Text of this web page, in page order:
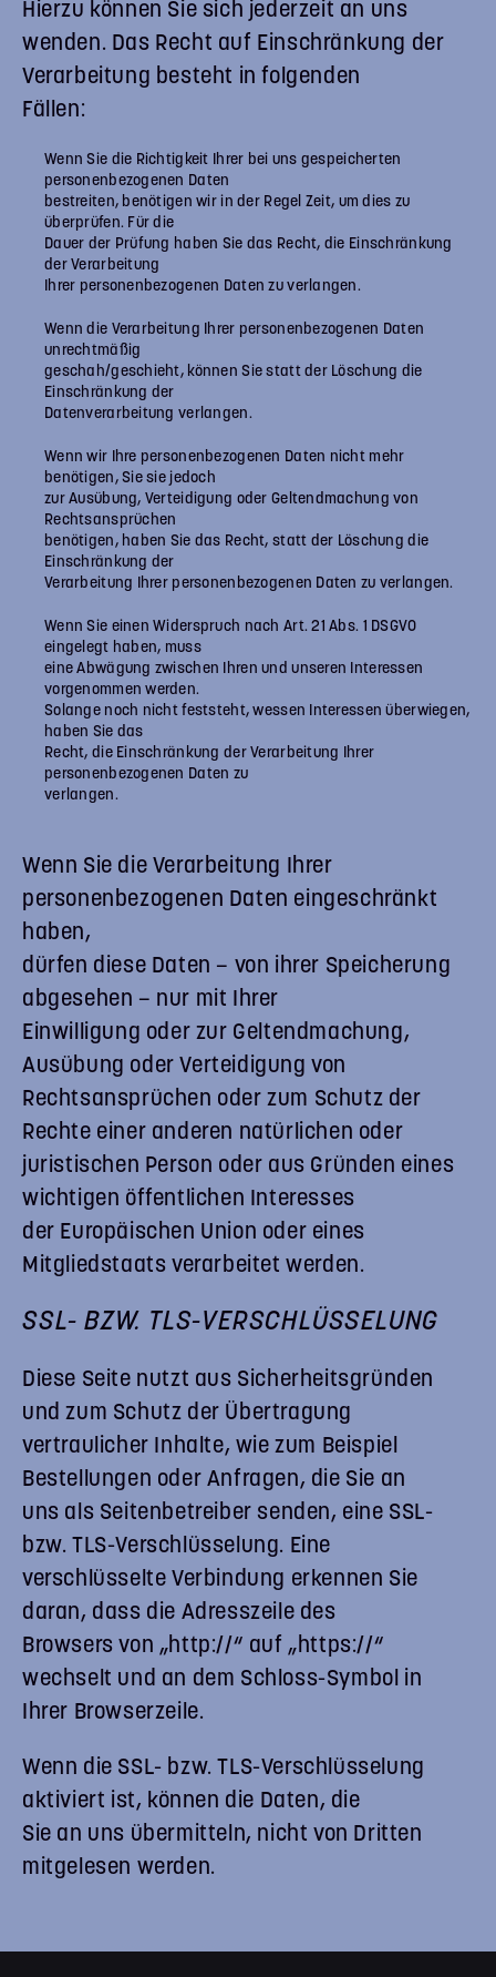
Hierzu können Sie sich jederzeit an uns
wenden. Das Recht auf Einschränkung der
Verarbeitung besteht in folgenden
Fällen:
Wenn Sie die Richtigkeit Ihrer bei uns gespeicherten
personenbezogenen Daten
bestreiten, benötigen wir in der Regel Zeit, um dies zu
überprüfen. Für die
Dauer der Prüfung haben Sie das Recht, die Einschränkung
der Verarbeitung
Ihrer personenbezogenen Daten zu verlangen.
Wenn die Verarbeitung Ihrer personenbezogenen Daten
unrechtmäßig
geschah/geschieht, können Sie statt der Löschung die
Einschränkung der
Datenverarbeitung verlangen.
Wenn wir Ihre personenbezogenen Daten nicht mehr
benötigen, Sie sie jedoch
zur Ausübung, Verteidigung oder Geltendmachung von
Rechtsansprüchen
benötigen, haben Sie das Recht, statt der Löschung die
Einschränkung der
Verarbeitung Ihrer personenbezogenen Daten zu verlangen.
Wenn Sie einen Widerspruch nach Art. 21 Abs. 1 DSGVO
eingelegt haben, muss
eine Abwägung zwischen Ihren und unseren Interessen
vorgenommen werden.
Solange noch nicht feststeht, wessen Interessen überwiegen,
haben Sie das
Recht, die Einschränkung der Verarbeitung Ihrer
personenbezogenen Daten zu
verlangen.
Wenn Sie die Verarbeitung Ihrer
personenbezogenen Daten eingeschränkt
haben,
dürfen diese Daten – von ihrer Speicherung
abgesehen – nur mit Ihrer
Einwilligung oder zur Geltendmachung,
Ausübung oder Verteidigung von
Rechtsansprüchen oder zum Schutz der
Rechte einer anderen natürlichen oder
juristischen Person oder aus Gründen eines
wichtigen öffentlichen Interesses
der Europäischen Union oder eines
Mitgliedstaats verarbeitet werden.
SSL- BZW. TLS-VERSCHLÜSSELUNG
Diese Seite nutzt aus Sicherheitsgründen
und zum Schutz der Übertragung
vertraulicher Inhalte, wie zum Beispiel
Bestellungen oder Anfragen, die Sie an
uns als Seitenbetreiber senden, eine SSL-
bzw. TLS-Verschlüsselung. Eine
verschlüsselte Verbindung erkennen Sie
daran, dass die Adresszeile des
Browsers von „http://“ auf „https://“
wechselt und an dem Schloss-Symbol in
Ihrer Browserzeile.
Wenn die SSL- bzw. TLS-Verschlüsselung
aktiviert ist, können die Daten, die
Sie an uns übermitteln, nicht von Dritten
mitgelesen werden.